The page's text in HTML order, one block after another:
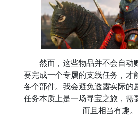
然而，这些物品并不会自
要完成一个专属的支线任务，才
各个部件。我会避免透露实际的
任务本质上是一场寻宝之旅，需
而且相当有趣。